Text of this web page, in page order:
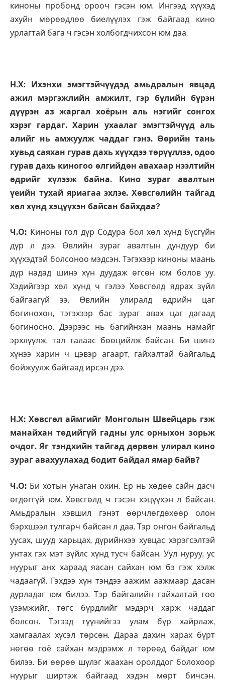
киноны пробонд орооч гэсэн юм. Ингээд хүүхэд
ахуйн мөрөөдлөө биелүүлэх гэж байгаад кино
урлагтай бага ч гэсэн холбогдчихсон юм даа.
Н.Х: Ихэнхи эмэгтэйчүүдэд амьдралын явцад
ажил мэргэжлийн амжилт, гэр бүлийн бүрэн
дүүрэн аз жаргал хоёрын аль нэгийг сонгох
хэрэг гардаг. Харин ухаалаг эмэгтэйчүүд аль
алийг нь амжуулж чаддаг гэнэ. Өөрийн тань
хувьд саяхан гурав дахь хүүхдээ төрүүллээ, одоо
гурав дахь киногоо өлгийдөн авахаар нээлтийн
өдрийг хүлээж байна. Кино зураг авалтын
үеийн тухай яриагаа эхлэе. Хөвсгөлийн тайгад
хөл хүнд хэцүүхэн байсан байхдаа?
Ч.О: Киноны гол дүр Содура бол хөл хүнд бүсгүйн
дүр л дээ. Өвлийн зураг авалтын дундуур би
хүүхэдтэй болсоноо мэдсэн. Тэгэхээр киноны маань
дүр надад шинэ хүн дуудаж өгсөн юм болов уу.
Хэдийгээр хөл хүнд ч гэлээ Хөвсгөлд ядрах зүйл
байгаагүй ээ. Өвлийн улиралд өдрийн цаг
богинохон, тэгэхээр бас зураг авах цаг дагаад
богиносно. Дээрээс нь багийнхан маань намайг
эрхлүүлж, тал талаас бөөцийлж байсан. Би шинэ
хүнээ харин ч цэвэр агаарт, гайхалтай байгальд
бойжуулж байгаад ирсэн дээ.
Н.Х: Хөвсгөл аймгийг Монголын Швейцарь гэж
манайхан төдийгүй гадны улс орныхон зорьж
очдог. Яг тэндхийн тайгад дөрвөн улирал кино
зураг авахуулахад бодит байдал ямар байв?
Ч.О: Би хотын унаган охин. Ер нь хөдөө сайн дасч
өгдөггүй юм. Хөвсгөлд ч гэсэн хэцүүхэн л байсан.
Амьдралын хэвшил гэнэт өөрчлөгдөхөөр олон
бэрхшээл тулгарч байсан л даа. Тэр онгон байгальд
уусах, шууд харьцах, дүрийнхээ хувцас хэрэгсэлтэй
унтах гэх мэт зүйлс хүнд тусч байсан. Уул нуруу, ус
нуурыг анх хараад яасан сайхан юм бэ гэж хэлж
чадаагүй. Гэхдээ хүн тэндээ аажим аажмаар дасан
дурладаг юм билээ. Тэр байгалийн гайхалтай гоо
үзэмжийг, төгс бүрдлийг мэдэрч харж чаддаг
болсон. Тэгээд түүнийгээ улам бүр хайрлаж,
хамгаалах хүсэл төрсөн. Дараа дахин харах бүрт
нөгөө гоё сайхан мэдрэмж л төрөөд байдаг юм
билээ. Би өөрөө шүлэг жаахан оролддог болохоор
нуурыг ширтэж байгаад хэдэн мөрт бичсэн.